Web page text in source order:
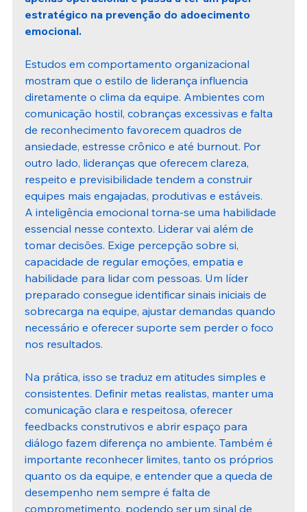
estratégico na prevenção do adoecimento
emocional.
Estudos em comportamento organizacional
mostram que o estilo de liderança influencia
diretamente o clima da equipe. Ambientes com
comunicação hostil, cobranças excessivas e falta
de reconhecimento favorecem quadros de
ansiedade, estresse crônico e até burnout. Por
outro lado, lideranças que oferecem clareza,
respeito e previsibilidade tendem a construir
equipes mais engajadas, produtivas e estáveis.
A inteligência emocional torna-se uma habilidade
essencial nesse contexto. Liderar vai além de
tomar decisões. Exige percepção sobre si,
capacidade de regular emoções, empatia e
habilidade para lidar com pessoas. Um líder
preparado consegue identificar sinais iniciais de
sobrecarga na equipe, ajustar demandas quando
necessário e oferecer suporte sem perder o foco
nos resultados.
Na prática, isso se traduz em atitudes simples e
consistentes. Definir metas realistas, manter uma
comunicação clara e respeitosa, oferecer
feedbacks construtivos e abrir espaço para
diálogo fazem diferença no ambiente. Também é
importante reconhecer limites, tanto os próprios
quanto os da equipe, e entender que a queda de
desempenho nem sempre é falta de
comprometimento, podendo ser um sinal de